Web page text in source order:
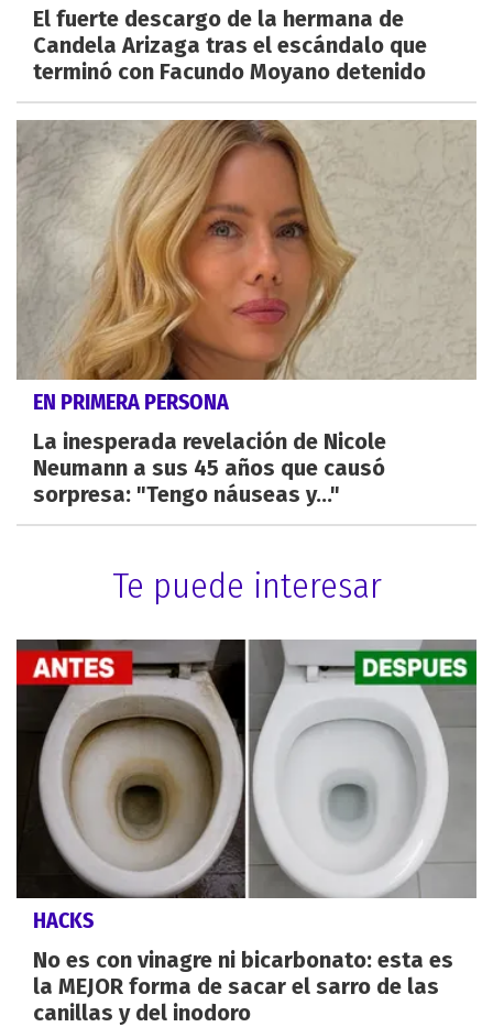
El fuerte descargo de la hermana de
Candela Arizaga tras el escándalo que
terminó con Facundo Moyano detenido
EN PRIMERA PERSONA
La inesperada revelación de Nicole
Neumann a sus 45 años que causó
sorpresa: "Tengo náuseas y..."
Te puede interesar
HACKS
No es con vinagre ni bicarbonato: esta es
la MEJOR forma de sacar el sarro de las
canillas y del inodoro